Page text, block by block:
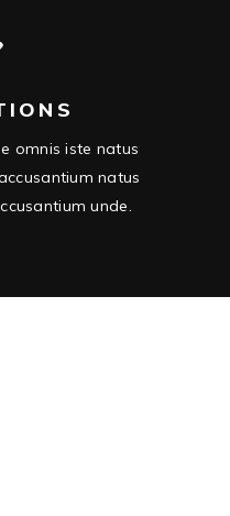
omnis iste natus
natus
unde.